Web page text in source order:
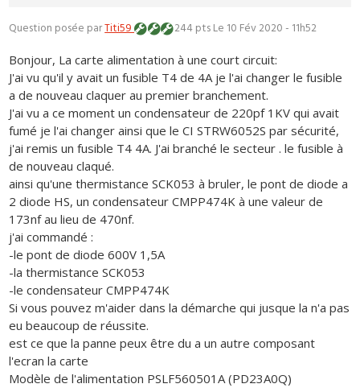
Question posée parTiti59 244 ptsLe 10 Fév 2020 - 11h52
Bonjour, La carte alimentation à une court circuit:
J'ai vu qu'il y avait un fusible T4 de 4A je l'ai changer le fusible
a de nouveau claquer au premier branchement.
J'ai vu a ce moment un condensateur de 220pf 1KV qui avait
fumé je l'ai changer ainsi que le CI STRW6052S par sécurité,
j'ai remis un fusible T4 4A. J'ai branché le secteur . le fusible à
de nouveau claqué.
ainsi qu'une thermistance SCK053 à bruler, le pont de diode a
2 diode HS, un condensateur CMPP474K à une valeur de
173nf au lieu de 470nf.
j'ai commandé :
-le pont de diode 600V 1,5A
-la thermistance SCK053
-le condensateur CMPP474K
Si vous pouvez m'aider dans la démarche qui jusque la n'a pas
eu beaucoup de réussite.
est ce que la panne peux être du a un autre composant
l'ecran la carte
Modèle de l'alimentation PSLF560501A (PD23A0Q)